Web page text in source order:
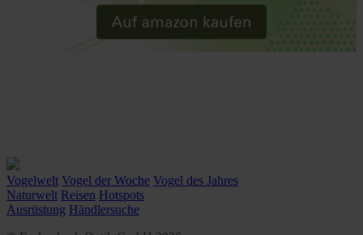
Vogelwelt Vogel der Woche Vogel des Jahres
Naturwelt Reisen Hotspots
Ausrüstung Händlersuche